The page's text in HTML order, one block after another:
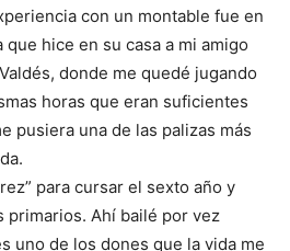
con un montable fue en
hice en su casa a mi amigo
donde me quedé jugando
horas que eran suficientes
pusiera una de las palizas más
para cursar el sexto año y
primarios. Ahí bailé por vez
uno de los dones que la vida me